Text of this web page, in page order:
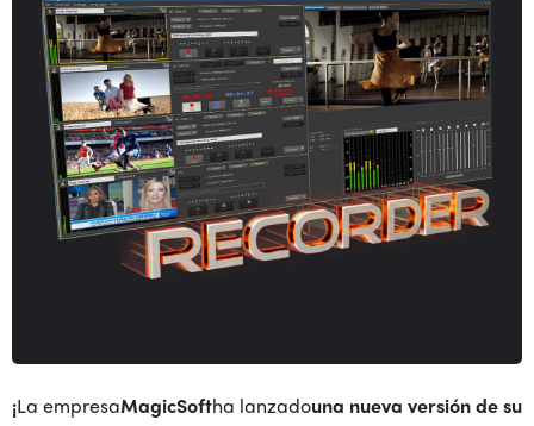
¡La empresaMagicSoftha lanzadouna nueva versión de su